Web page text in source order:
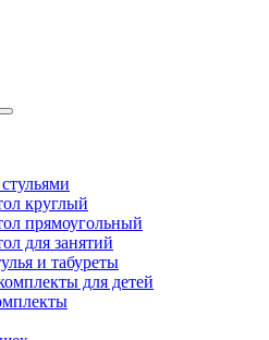
круглый
прямоугольный
для занятий
и табуреты
для детей